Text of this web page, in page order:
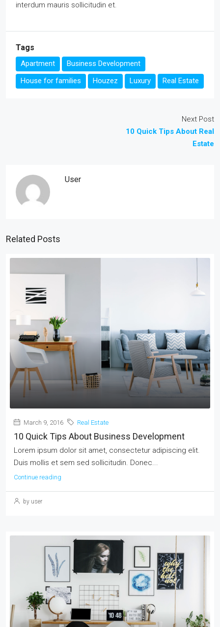
interdum mauris sollicitudin et.
Tags
Apartment
Business Development
House for families
Houzez Luxury Real Estate
Next Post
10 Quick Tips About Real
Estate
User
Related Posts
March 9, 2016 Real Estate
10 Quick Tips About Business Development
Lorem ipsum dolor sit amet, consectetur adipiscing elit.
Duis mollis et sem sed sollicitudin. Donec...
Continue reading
by user